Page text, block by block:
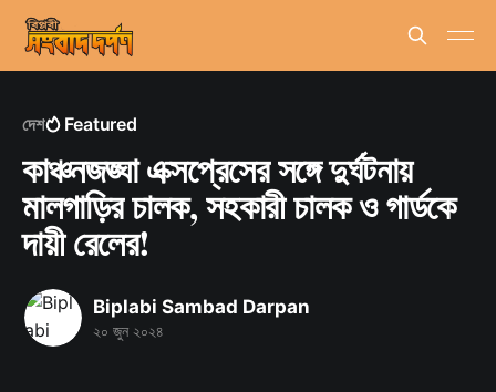
দেশ Featured
কাঞ্চনজঙ্ঘা এক্সপ্রেসের সঙ্গে দুর্ঘটনায়
মালগাড়ির চালক, সহকারী চালক ও গার্ডকে
দায়ী রেলের!
Biplabi Sambad Darpan
২০ জুন ২০২৪